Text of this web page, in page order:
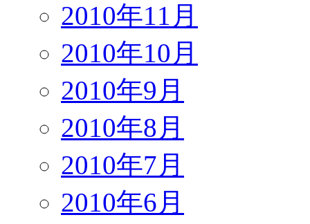
2010年11月
2010年10月
2010年9月
2010年8月
2010年7月
2010年6月